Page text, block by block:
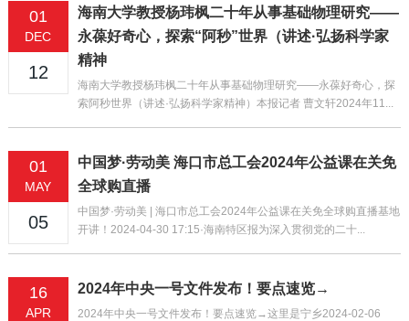
01
DEC
12
海南大学教授杨玮枫二十年从事基础物理研究——
永葆好奇心，探索“阿秒”世界（讲述·弘扬科学家
精神
海南大学教授杨玮枫二十年从事基础物理研究——永葆好奇心，探
索阿秒世界（讲述·弘扬科学家精神）本报记者 曹文轩2024年11...
01
MAY
05
中国梦·劳动美 海口市总工会2024年公益课在关免
全球购直播
中国梦·劳动美 | 海口市总工会2024年公益课在关免全球购直播基地
开讲！2024-04-30 17:15·海南特区报为深入贯彻党的二十...
16
APR
2024年中央一号文件发布！要点速览→
2024年中央一号文件发布！要点速览→这里是宁乡2024-02-06